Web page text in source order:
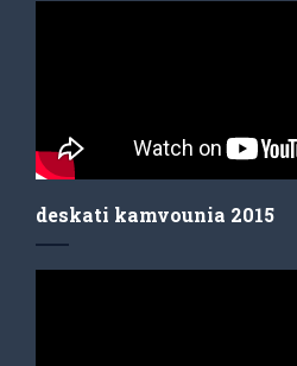
deskati kamvounia 2015